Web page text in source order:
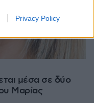
Privacy Policy
μέσα σε δύο
Μαρίας